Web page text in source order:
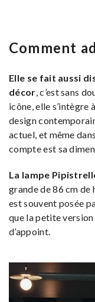
Comment
Elle se fait aussi
décor , c’est sans
icône, elle s’intègre
design
actuel, et même
compte est sa
La lampe
grande de 86 cm
est souvent posée
que la petite version
d’appoint.